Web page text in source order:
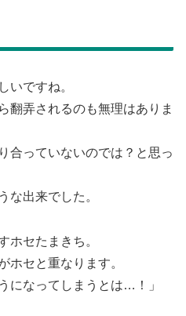
いですね。
翻弄されるのも無理はありま
合っていないのでは？と思っ
な出来でした。
ホセたまきち。
ホセと重なります。
になってしまうとは…！」